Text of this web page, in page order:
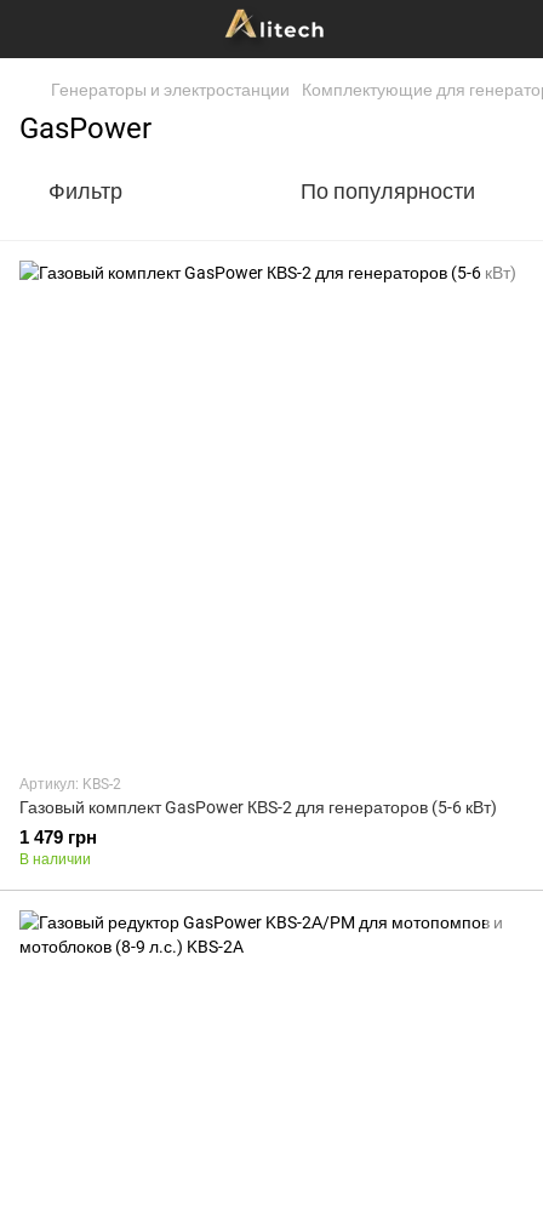
Генераторы и электростанции Комплектующие для
GasPower
Фильтр По популярности
Артикул: KBS-2
Газовый комплект GasPower КВS-2 для генераторов (5-6 кВт)
1 479 грн
В наличии